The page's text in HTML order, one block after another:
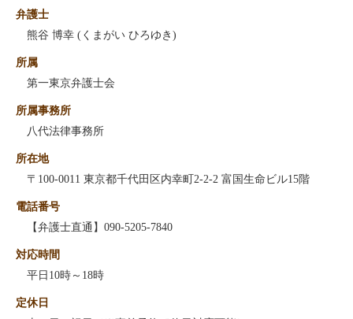
弁護士
熊谷 博幸 (くまがい ひろゆき)
所属
第一東京弁護士会
所属事務所
八代法律事務所
所在地
〒100-0011 東京都千代田区内幸町2-2-2 富国生命ビル15階
電話番号
【弁護士直通】090-5205-7840
対応時間
平日10時～18時
定休日